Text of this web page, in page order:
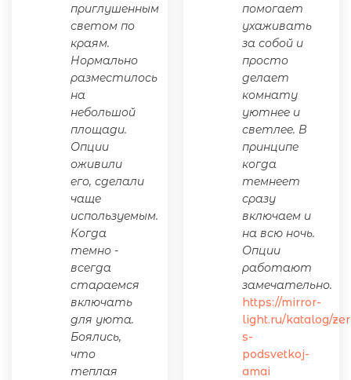
приглушенным
светом по
краям.
Нормально
разместилось
на
небольшой
площади.
Опции
оживили
его, сделали
чаще
используемым.
Когда
темно -
всегда
стараемся
включать
для уюта.
Боялись,
что
теплая
помогает
ухаживать
за собой и
просто
делает
комнату
уютнее и
светлее. В
принципе
когда
темнеет
сразу
включаем и
на всю ночь.
Опции
работают
замечательно.
https://mirror-
light.ru/katalog/
s-
podsvetkoj-
amai